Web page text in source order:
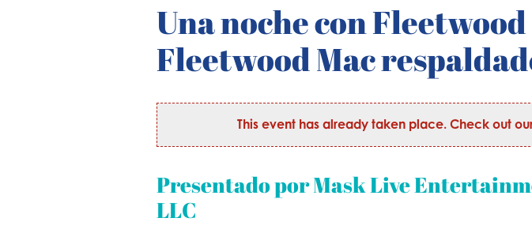
Una noche con
Fleetwood Mac
This event has already taken place. Check out
Presentado por Mask Live
LLC